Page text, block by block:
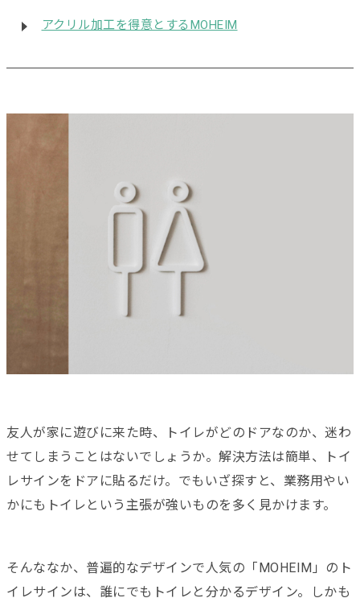
アクリル加工を得意とするMOHEIM
友人が家に遊びに来た時、トイレがどのドアなのか、迷わ
せてしまうことはないでしょうか。解決方法は簡単、トイ
レサインをドアに貼るだけ。でもいざ探すと、業務用やい
かにもトイレという主張が強いものを多く見かけます。
そんななか、普遍的なデザインで人気の「MOHEIM」のト
イレサインは、誰にでもトイレと分かるデザイン。しかも